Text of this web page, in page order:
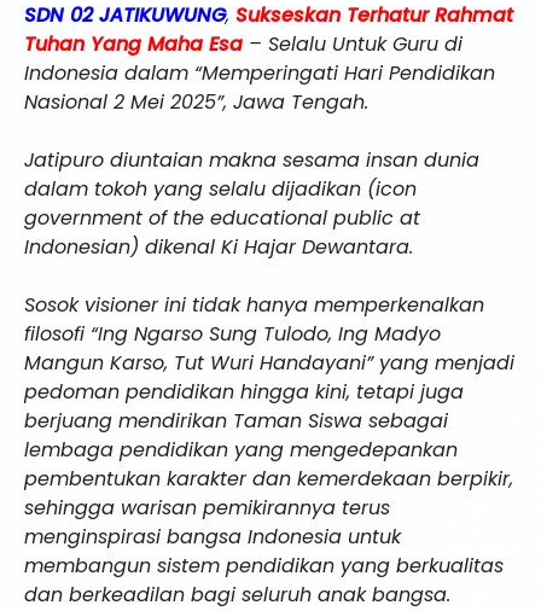
SDN 02 JATIKUWUNG, Sukseskan Terhatur Rahmat
Tuhan Yang Maha Esa – Selalu Untuk Guru di
Indonesia dalam “Memperingati Hari Pendidikan
Nasional 2 Mei 2025”, Jawa Tengah.
Jatipuro diuntaian makna sesama insan dunia
dalam tokoh yang selalu dijadikan (icon
government of the educational public at
Indonesian) dikenal Ki Hajar Dewantara.
Sosok visioner ini tidak hanya memperkenalkan
filosofi “Ing Ngarso Sung Tulodo, Ing Madyo
Mangun Karso, Tut Wuri Handayani” yang menjadi
pedoman pendidikan hingga kini, tetapi juga
berjuang mendirikan Taman Siswa sebagai
lembaga pendidikan yang mengedepankan
pembentukan karakter dan kemerdekaan berpikir,
sehingga warisan pemikirannya terus
menginspirasi bangsa Indonesia untuk
membangun sistem pendidikan yang berkualitas
dan berkeadilan bagi seluruh anak bangsa.